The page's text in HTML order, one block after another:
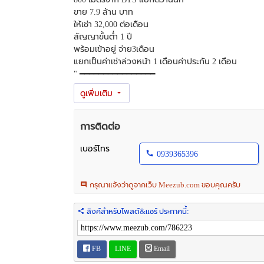
ขาย 7.9 ล้าน บาท
ให้เช่า 32,000 ต่อเดือน
สัญญาขั้นต่ำ 1 ปี
พร้อมเข้าอยู่ จ่าย3เดือน
แยกเป็นค่าเช่าล่วงหน้า 1 เดือนค่าประกัน 2 เดือน
" ━━━━━━━━━━━━━━━━
สนใจติดต่อ อั๋น โทร .093-9365-396.
ไลน์ไอดี: 0939365396 หรือ กดลิงค์ได้เลยครับ
บ้านให้เช่า นนทบุรี, บ้าน เดี่ยว ให้ เช่า นนทบุรี
เรามีให้เลือกอีกหลายห้อง คลิ๊กเลย
https://www.facebook.com/nitipatland/
การติดต่อ
เบอร์โทร
0939365396
กรุณาแจ้งว่าดูจากเว็บ Meezub.com ขอบคุณครับ
ลิงค์สำหรับโพสต์&แชร์ ประกาศนี้:
FB LINE Email